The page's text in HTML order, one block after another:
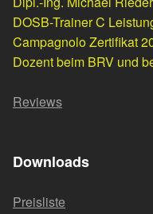
DOSB-Trainer C
Campagnolo Zertifikat
Dozent beim BRV und
Reviews
Downloads
Preisliste